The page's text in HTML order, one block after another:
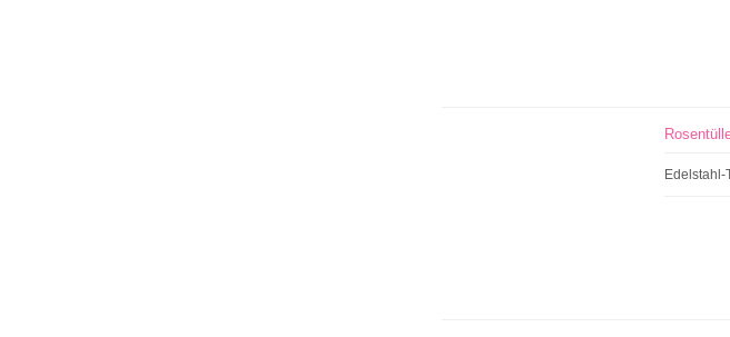
Edelstahl-